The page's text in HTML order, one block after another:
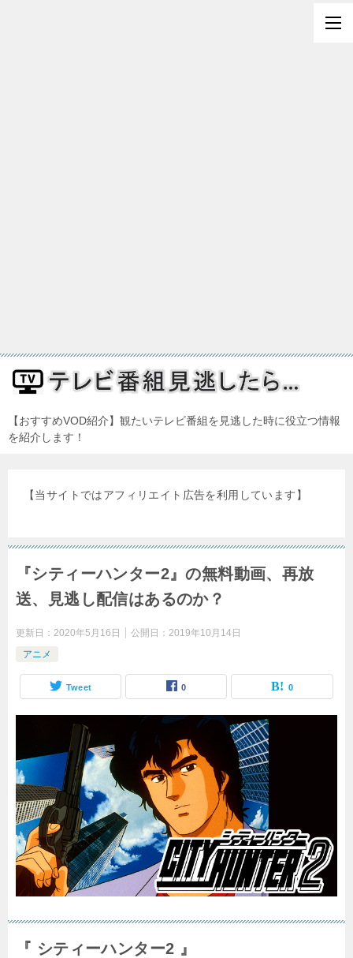
【おすすめVOD紹介】観たいテレビ番組を見逃した時に役立つ情報
を紹介します！
【当サイトではアフィリエイト広告を利用しています】
『シティーハンター2』の無料動画、再放
送、見逃し配信はあるのか？
更新日： 2020年5月16日 公開日： 2019年10月14日
アニメ
Tweet 0 0
『 シティーハンター2 』